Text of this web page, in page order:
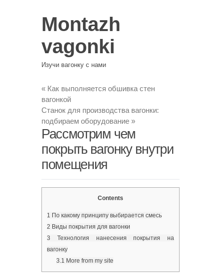
Montazh
vagonki
Изучи вагонку с нами
« Как выполняется обшивка стен
вагонкой
Станок для производства вагонки:
подбираем оборудование »
Рассмотрим чем
покрыть вагонку внутри
помещения
Contents
1 По какому принципу выбирается смесь
2 Виды покрытия для вагонки
3 Технология нанесения покрытия на
вагонку
3.1 More from my site